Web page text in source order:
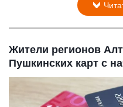
Жители регионов
Пушкинских карт с